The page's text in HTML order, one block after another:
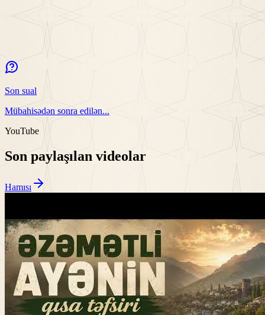
Son sual
Mübahisədən sonra edilən...
YouTube
Son paylaşılan videolar
Hamısı